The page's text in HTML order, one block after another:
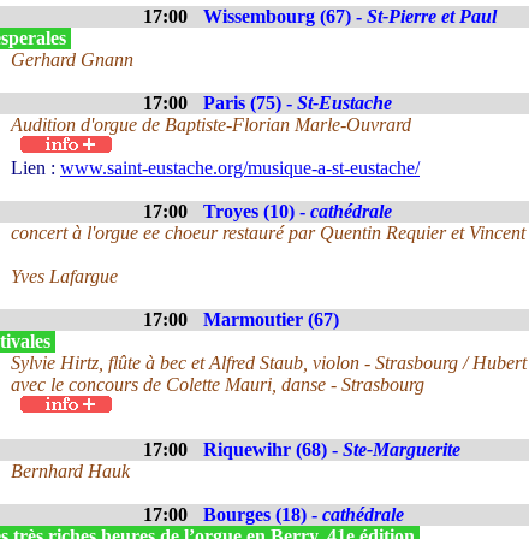
17:00 Wissembourg (67) - St-Pierre et Paul
Gerhard Gnann
17:00 Paris (75) - St-Eustache
Audition d'orgue de Baptiste-Florian Marle-Ouvrard
Lien : www.saint-eustache.org/musique-a-st-eustache/
17:00 Troyes (10) - cathédrale
concert à l'orgue ee choeur restauré par Quentin Requier et
Yves Lafargue
17:00 Marmoutier (67)
Sylvie Hirtz, flûte à bec et Alfred Staub, violon - Strasbourg /
avec le concours de Colette Mauri, danse - Strasbourg
17:00 Riquewihr (68) - Ste-Marguerite
Bernhard Hauk
17:00 Bourges (18) - cathédrale